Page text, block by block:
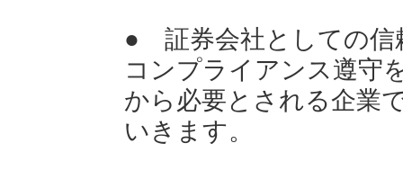
● 証券会社としての信
コンプライアンス遵守
から必要とされる企業
いきます。